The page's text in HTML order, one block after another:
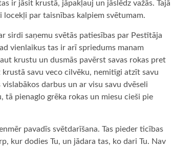
ir jāsit krustā, jāpakļauj un jāslēdz važās. Tajā
locekļi par taisnības kalpiem svētumam.
sirdi saņemu svētās patiesības par Pestītāja
vienlaikus tas ir arī spriedums manam
krustu un dusmās pavērst savas rokas pret
savu veco cilvēku, nemitīgi atzīt savu
darbus un ar visu savu dvēseli
pienaglo grēka rokas un miesu cieši pie
pavadīs svētdarīšana. Tas pieder ticības
kur dodies Tu, un jādara tas, ko dari Tu. Nav